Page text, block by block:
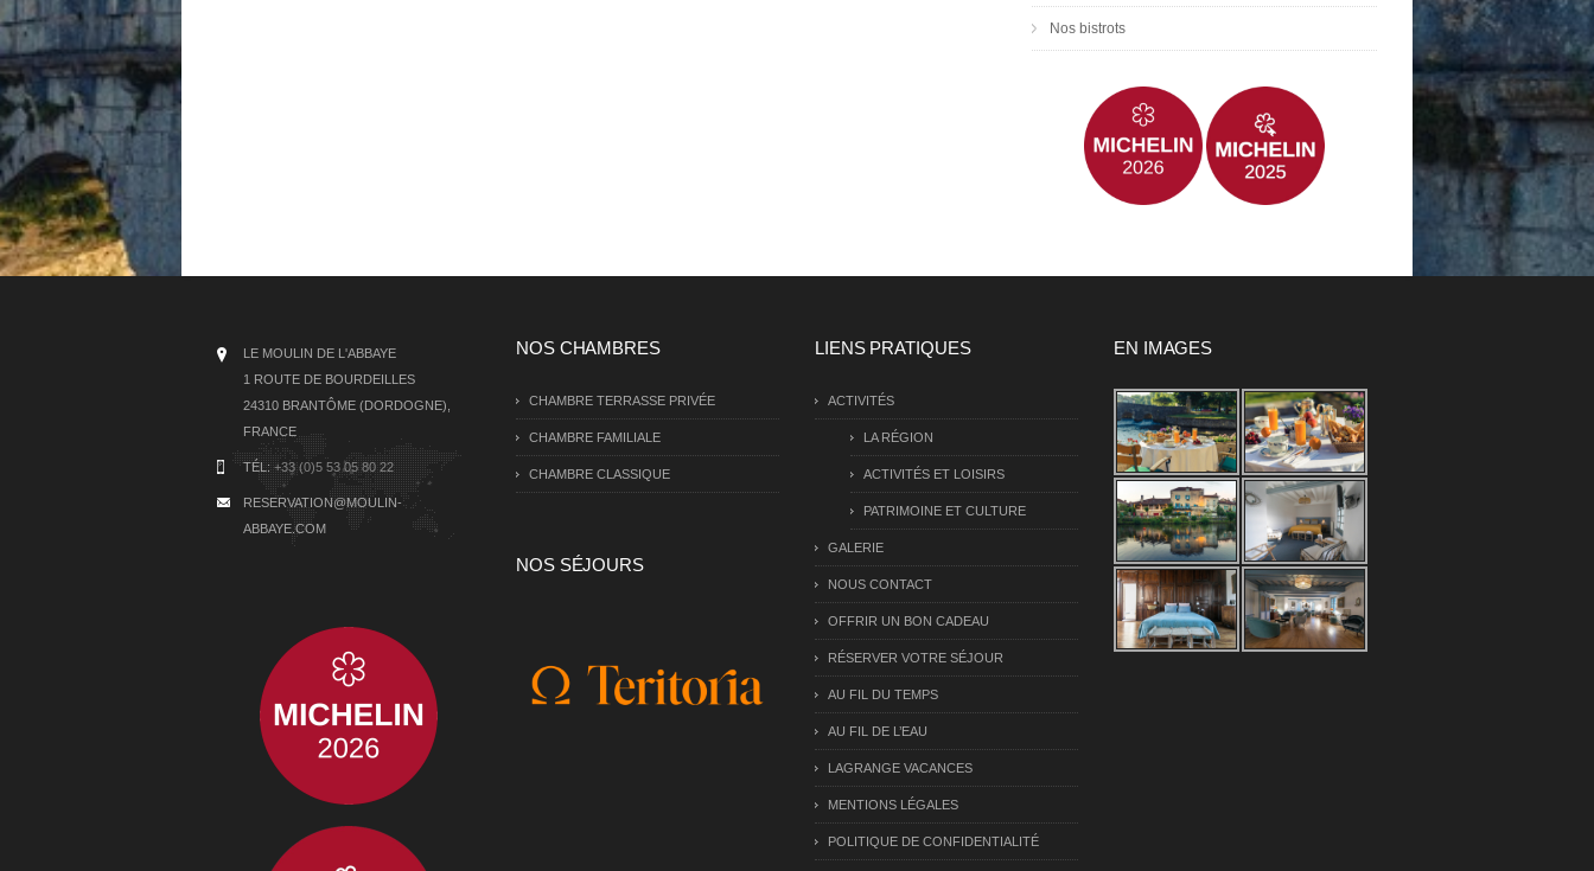
Nos bistrots
LE MOULIN DE L'ABBAYE
1 ROUTE DE BOURDEILLES
24310 BRANTÔME (DORDOGNE),
FRANCE
TÉL:+33 (0)5 53 05 80 22
RESERVATION@MOULIN-
ABBAYE.COM
NOS CHAMBRES
CHAMBRE TERRASSE PRIVÉE
CHAMBRE FAMILIALE
CHAMBRE CLASSIQUE
NOS SÉJOURS
LIENS PRATIQUES
ACTIVITÉS
LA RÉGION
ACTIVITÉS ET LOISIRS
PATRIMOINE ET CULTURE
GALERIE
NOUS CONTACT
OFFRIR UN BON CADEAU
RÉSERVER VOTRE SÉJOUR
AU FIL DU TEMPS
AU FIL DE L’EAU
LAGRANGE VACANCES
MENTIONS LÉGALES
POLITIQUE DE CONFIDENTIALITÉ
EN IMAGES